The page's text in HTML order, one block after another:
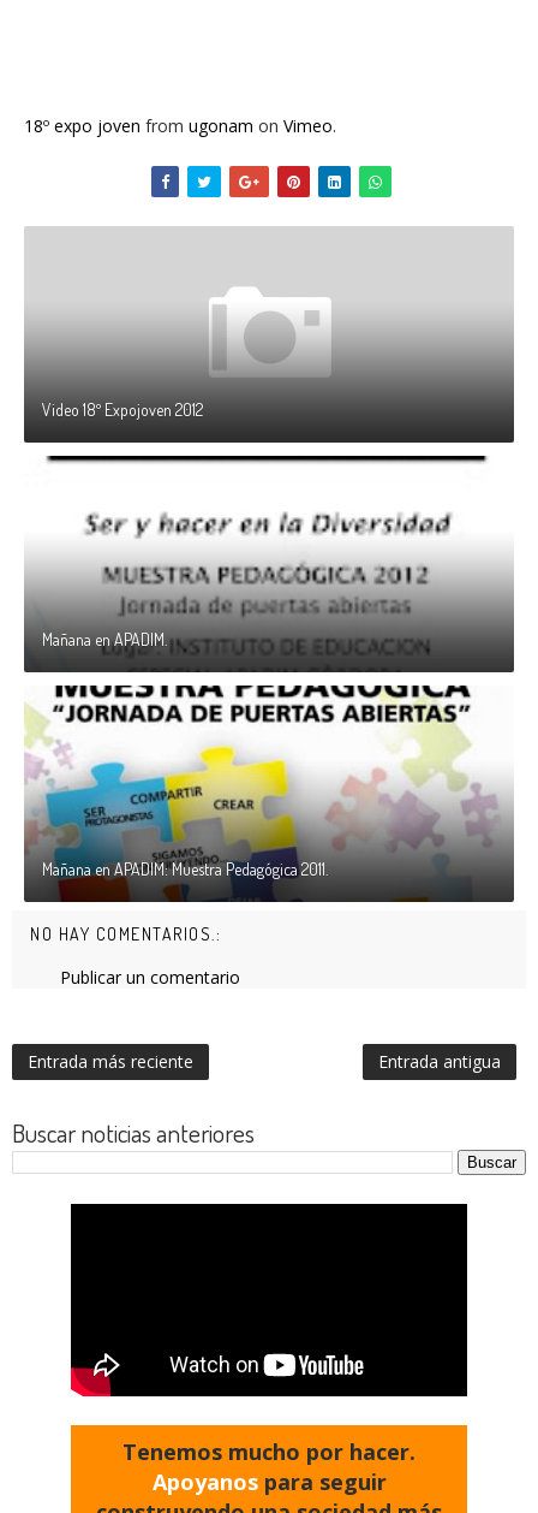
18º expo joven from ugonam on Vimeo.
Video 18º Expojoven 2012
Mañana en APADIM.
Mañana en APADIM: Muestra Pedagógica 2011.
NO HAY COMENTARIOS.:
Publicar un comentario
Entrada más reciente Entrada antigua
Buscar noticias anteriores
Tenemos mucho por hacer.
Apoyanos para seguir